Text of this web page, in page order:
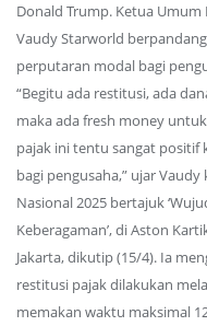
Donald Trump. Ketua
Vaudy Starworld
perputaran modal bagi
“Begitu ada restitusi, ada
maka ada fresh money
pajak ini tentu sangat positif
bagi pengusaha,” ujar
Nasional 2025 bertajuk
Keberagaman’, di Aston
Jakarta, dikutip (15/4). Ia
restitusi pajak dilakukan
memakan waktu maksimal